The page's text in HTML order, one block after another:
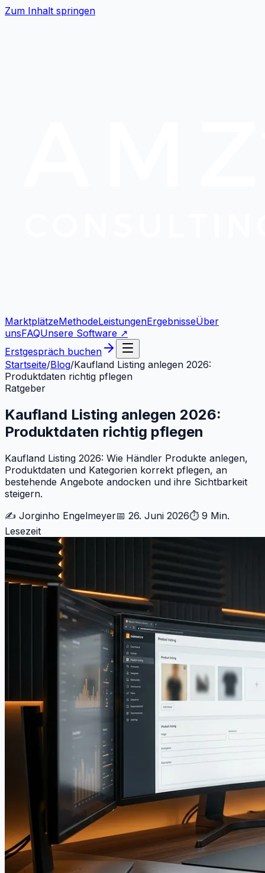
Zum Inhalt springen
MarktplätzeMethodeLeistungenErgebnisseÜber
unsFAQUnsere Software ↗
Erstgespräch buchen
Startseite/Blog/Kaufland Listing anlegen 2026:
Produktdaten richtig pflegen
Ratgeber
Kaufland Listing anlegen 2026:
Produktdaten richtig pflegen
Kaufland Listing 2026: Wie Händler Produkte anlegen,
Produktdaten und Kategorien korrekt pflegen, an
bestehende Angebote andocken und ihre Sichtbarkeit
steigern.
✍️ Jorginho Engelmeyer📅 26. Juni 2026⏱ 9 Min.
Lesezeit